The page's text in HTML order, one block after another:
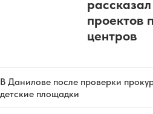
проектов
центров
В Данилове после проверки
детские площадки